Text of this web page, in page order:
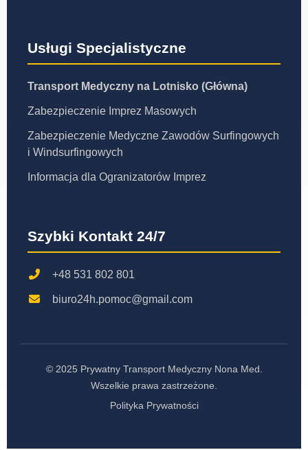
Usługi Specjalistyczne
Transport Medyczny na Lotnisko (Główna)
Zabezpieczenie Imprez Masowych
Zabezpieczenie Medyczne Zawodów Surfingowych
i Windsurfingowych
Informacja dla Ogranizatorów Imprez
Szybki Kontakt 24/7
+48 531 802 801
biuro24h.pomoc@gmail.com
© 2025 Prywatny Transport Medyczny Nona Med.
Wszelkie prawa zastrzeżone.
Polityka Prywatności